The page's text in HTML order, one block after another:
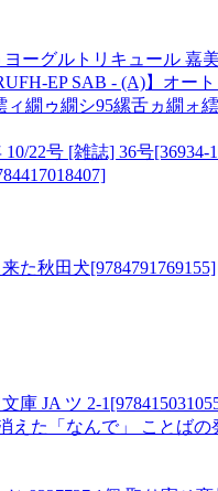
ーグルトリキュール 嘉
EP SAB - (A)】オー
繝ゥ繝シ95縲舌ヵ繝ォ
22号 [雑誌] 36号[36934-
た秋田犬[9784791769155]
庫 JA ツ 2-
えた「なんで」 ことば